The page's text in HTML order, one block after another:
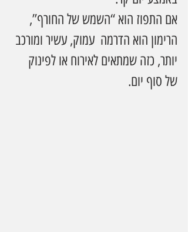
אם התפוז הוא “השמש של החורף”,
הרימון הוא הדרמה  עמוק, עשיר ומורכב
יותר, כזה שמתאים לאירוח או לפינוק
של סוף יום.